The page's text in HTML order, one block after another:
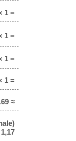
1 =
1 =
1 =
1 =
≈
1,17